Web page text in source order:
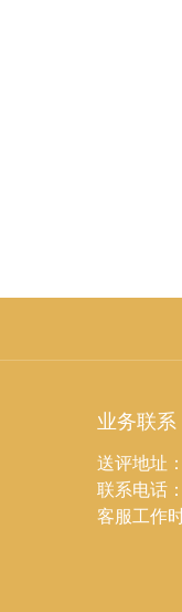
业务联系
送评地址
联系电话
客服工作